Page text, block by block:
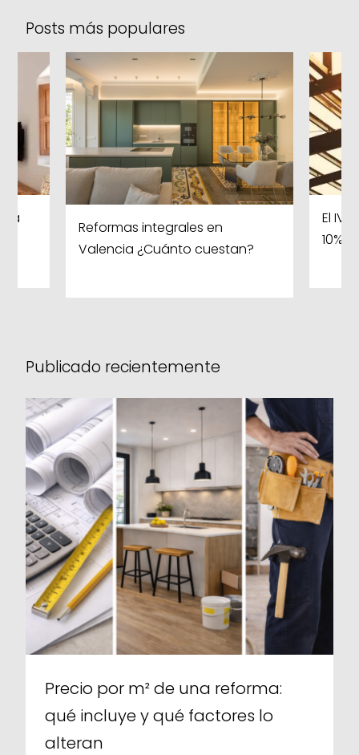
Posts más populares
Reformas integrales en
Valencia ¿Cuánto cuestan?
El
10%
Publicado recientemente
Precio por m² de una reforma:
qué incluye y qué factores lo
alteran